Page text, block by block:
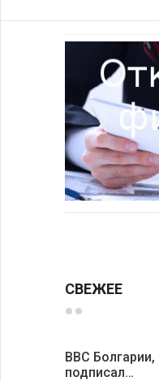
СВЕЖЕЕ
ВВС
подписал…